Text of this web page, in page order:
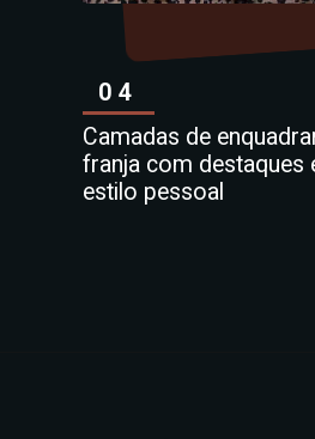
04
Camadas de
franja com destaques
estilo pessoal